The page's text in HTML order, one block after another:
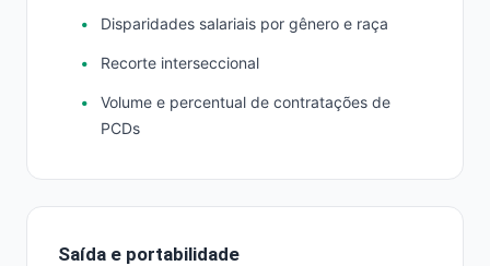
Disparidades salariais por gênero e raça
Recorte interseccional
Volume e percentual de contratações de
PCDs
Saída e portabilidade